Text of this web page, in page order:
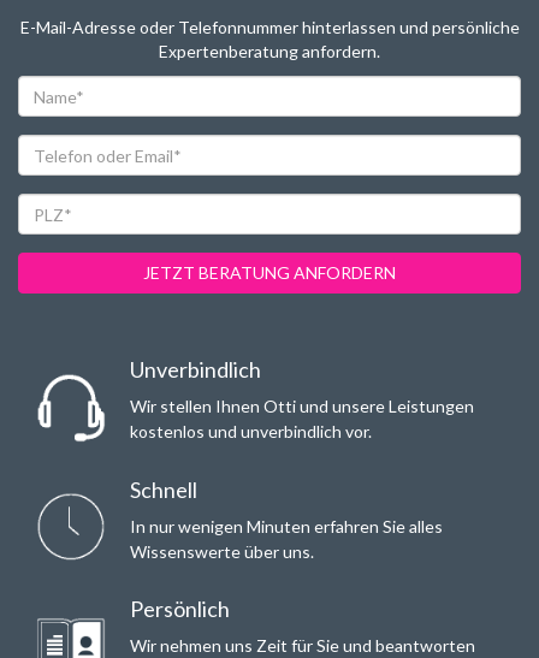
E-Mail-Adresse oder Telefonnummer hinterlassen und persönliche
Expertenberatung anfordern.
Email*
JETZT BERATUNG ANFORDERN
Unverbindlich
Wir stellen Ihnen Otti und unsere Leistungen
kostenlos und unverbindlich vor.
Schnell
In nur wenigen Minuten erfahren Sie alles
Wissenswerte über uns.
Persönlich
Wir nehmen uns Zeit für Sie und beantworten